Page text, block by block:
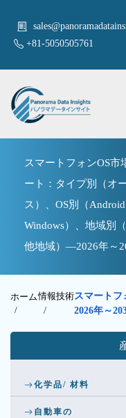
+81-5050505761
スマートフォンOS
ート：タイプ別（オ
ス）、OS別（
Windows）、地域別
他地域）—2026年～
ホーム
/
情報技術
/
スマートフ
2026年～
化学品/ 材料
自動車の